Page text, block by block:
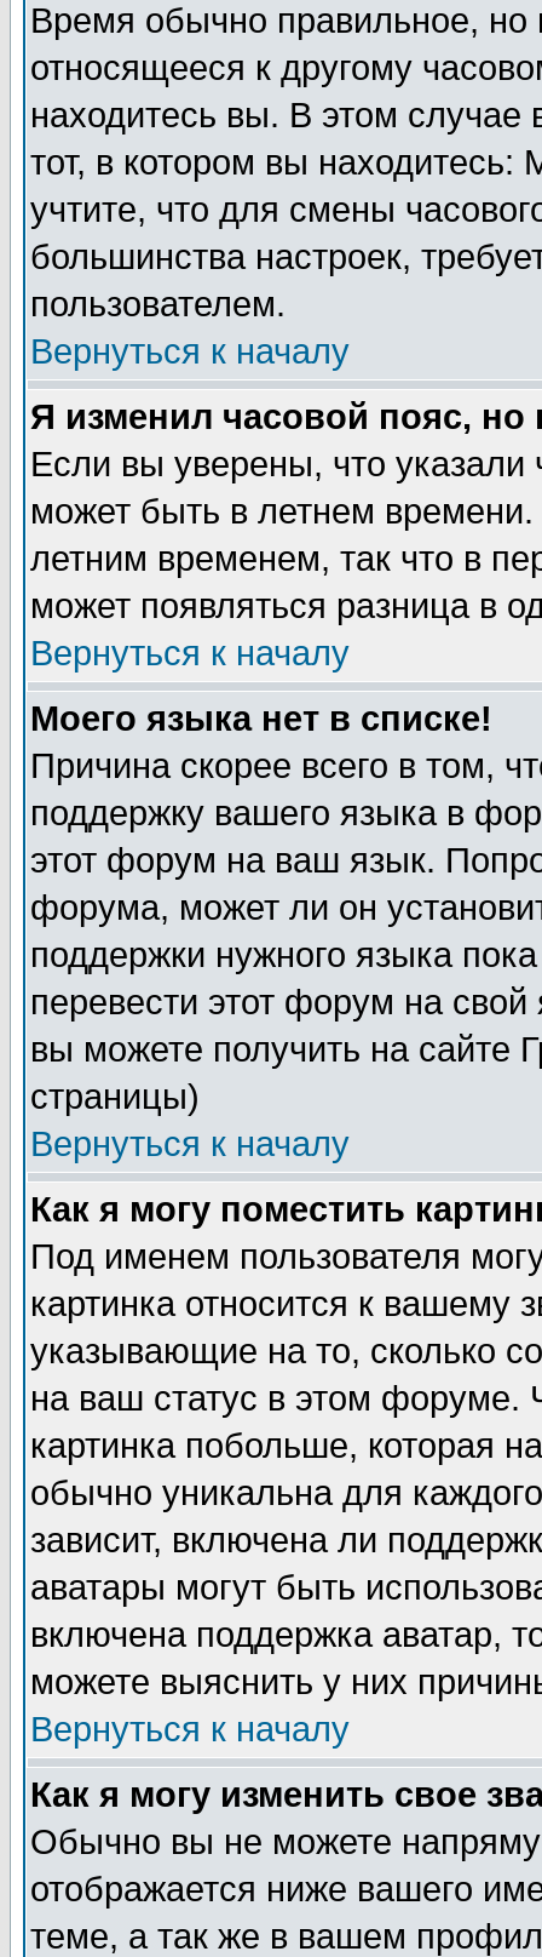
Время обычно правильное,
относящееся к другому
находитесь вы. В этом
тот, в котором вы
учтите, что для смены
большинства настроек,
пользователем.
Вернуться к началу
Я изменил часовой пояс,
Если вы уверены, что указали
может быть в летнем
летним временем, так что в
может появляться разница в
Вернуться к началу
Моего языка нет в списке!
Причина скорее всего в том,
поддержку вашего языка в
этот форум на ваш язык.
форума, может ли он
поддержки нужного языка
перевести этот форум на
вы можете получить на сайте
страницы)
Вернуться к началу
Как я могу поместить
Под именем пользователя
картинка относится к вашему
указывающие на то, сколько
на ваш статус в этом форуме.
картинка побольше, которая
обычно уникальна для
зависит, включена ли
аватары могут быть
включена поддержка аватар,
можете выяснить у них
Вернуться к началу
Как я могу изменить свое
Обычно вы не можете
отображается ниже вашего
теме, а так же в вашем